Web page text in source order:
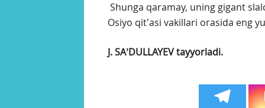
Shunga qaramay, uning gigant
Osiyo qitʼasi vakillari orasida eng
J. SAʼDULLAYEV tayyorladi.